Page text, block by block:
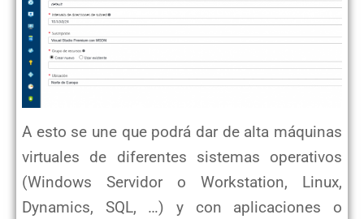
A esto se une que podrá dar de alta máquinas
virtuales de diferentes sistemas operativos
(Windows Servidor o Workstation, Linux,
Dynamics, SQL, …) y con aplicaciones o